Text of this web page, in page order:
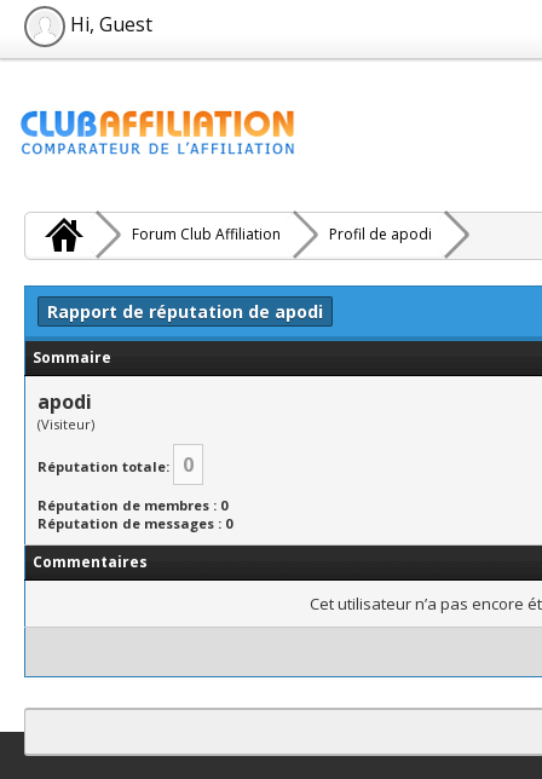
Hi, Guest
Forum Club Affiliation Profil de apodi
Rapport de réputation de apodi
Sommaire
apodi
(Visiteur)
Réputation totale: 0
Réputation de membres : 0
Réputation de messages : 0
Commentaires
Cet utilisateur n’a pas encore
Contact Club Affiliation Retourner en haut Version bas-débit